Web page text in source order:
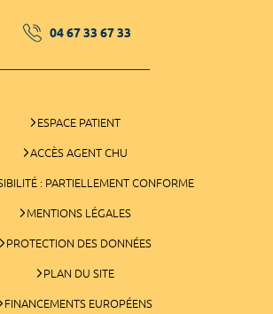
04 67 33 67 33
ESPACE PATIENT
ACCÈS AGENT CHU
: PARTIELLEMENT CONFORME
MENTIONS LÉGALES
PROTECTION DES DONNÉES
PLAN DU SITE
FINANCEMENTS EUROPÉENS